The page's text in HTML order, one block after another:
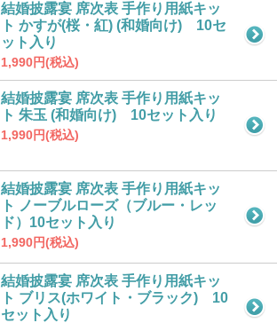
結婚披露宴 席次表 手作り用紙キッ
ト かすが(桜・紅) (和婚向け) 10セ
ット入り
1,990円(税込)
結婚披露宴 席次表 手作り用紙キッ
ト 朱玉 (和婚向け) 10セット入り
1,990円(税込)
結婚披露宴 席次表 手作り用紙キッ
ト ノーブルローズ（ブルー・レッ
ド）10セット入り
1,990円(税込)
結婚披露宴 席次表 手作り用紙キッ
ト ブリス(ホワイト・ブラック) 10
セット入り